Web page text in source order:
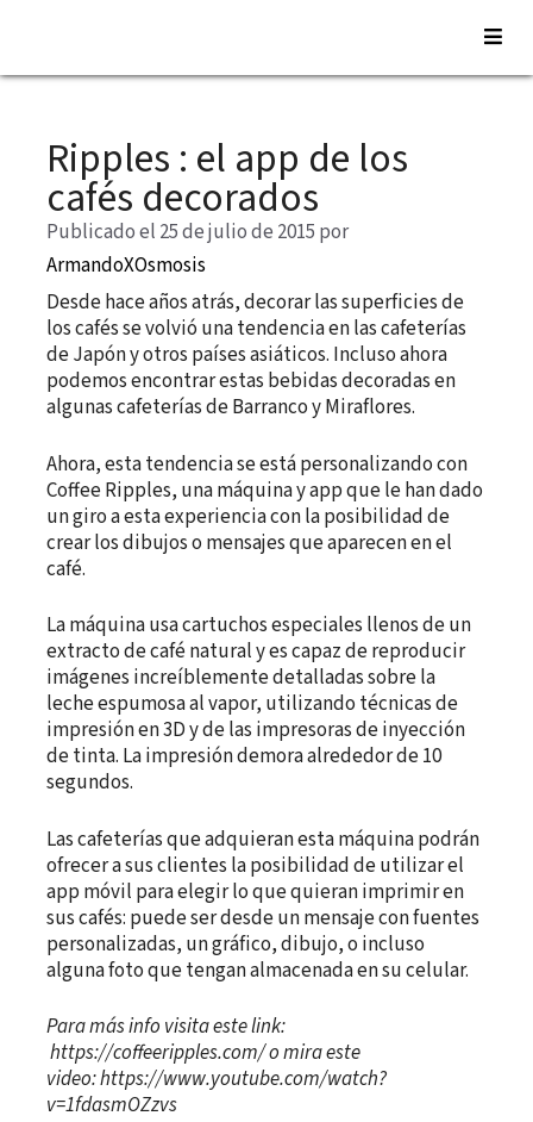
Saltar
contenidoRipples : el app de los
cafés decorados
Publicado el 25 de julio de 2015 por
ArmandoXOsmosis
Desde hace años atrás, decorar las superficies de
los cafés se volvió una tendencia en las cafeterías
de Japón y otros países asiáticos. Incluso ahora
podemos encontrar estas bebidas decoradas en
algunas cafeterías de Barranco y Miraflores.
Ahora, esta tendencia se está personalizando con
Coffee Ripples, una máquina y app que le han dado
un giro a esta experiencia con la posibilidad de
crear los dibujos o mensajes que aparecen en el
café.
La máquina usa cartuchos especiales llenos de un
extracto de café natural y es capaz de reproducir
imágenes increíblemente detalladas sobre la
leche espumosa al vapor, utilizando técnicas de
impresión en 3D y de las impresoras de inyección
de tinta. La impresión demora alrededor de 10
segundos.
Las cafeterías que adquieran esta máquina podrán
ofrecer a sus clientes la posibilidad de utilizar el
app móvil para elegir lo que quieran imprimir en
sus cafés: puede ser desde un mensaje con fuentes
personalizadas, un gráfico, dibujo, o incluso
alguna foto que tengan almacenada en su celular.
Para más info visita este link:
https://coffeeripples.com/ o mira este
video: https://www.youtube.com/watch?
v=1fdasmOZzvs